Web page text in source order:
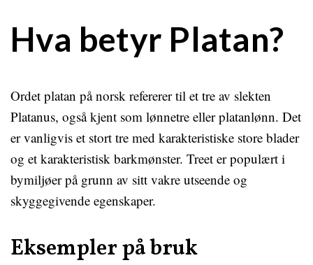
Hva betyr Platan?
Ordet platan på norsk refererer til et tre av slekten
Platanus, også kjent som lønnetre eller platanlønn. Det
er vanligvis et stort tre med karakteristiske store blader
og et karakteristisk barkmønster. Treet er populært i
bymiljøer på grunn av sitt vakre utseende og
skyggegivende egenskaper.
Eksempler på bruk